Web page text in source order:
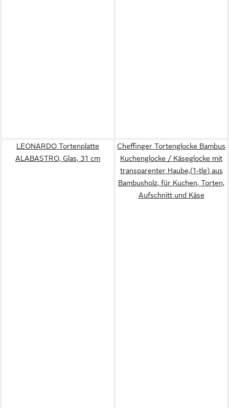
LEONARDO Tortenplatte
ALABASTRO, Glas, 31 cm
Cheffinger Tortenglocke Bambus
Kuchenglocke / Käseglocke mit
transparenter Haube,(1-tlg) aus
Bambusholz, für Kuchen, Torten,
Aufschnitt und Käse